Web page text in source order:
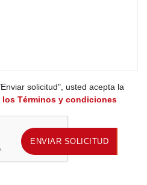
solicitud", usted acepta la
los Términos y condiciones
ENVIAR SOLICITUD